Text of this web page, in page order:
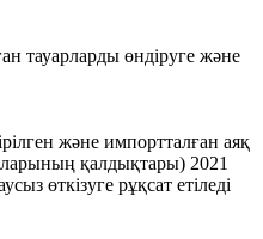
тауарларды өндіруге және
және импортталған аяқ
қалдықтары) 2021
өткізуге рұқсат етіледі